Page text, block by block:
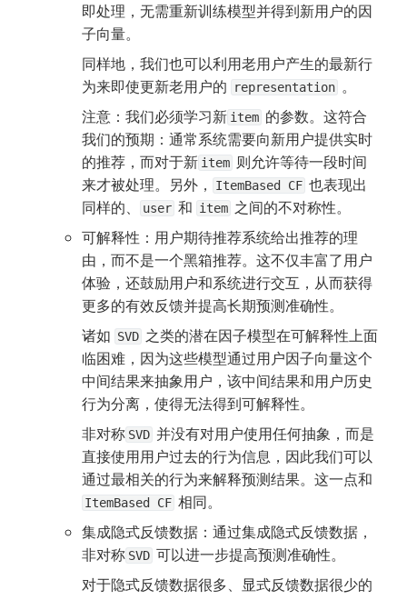
即处理，无需重新训练模型并得到新用户的因
子向量。
同样地，我们也可以利用老用户产生的最新行
为来即使更新老用户的
representation 。
注意：我们必须学习新 item 的参数。这符合
我们的预期：通常系统需要向新用户提供实时
的推荐，而对于新 item 则允许等待一段时间
来才被处理。另外，
ItemBased CF 也表现出
同样的、
user 和 item 之间的不对称性。
可解释性：用户期待推荐系统给出推荐的理
由，而不是一个黑箱推荐。这不仅丰富了用户
体验，还鼓励用户和系统进行交互，从而获得
更多的有效反馈并提高长期预测准确性。
诸如 SVD 之类的潜在因子模型在可解释性上面
临困难，因为这些模型通过用户因子向量这个
中间结果来抽象用户，该中间结果和用户历史
行为分离，使得无法得到可解释性。
非对称 SVD 并没有对用户使用任何抽象，而是
直接使用用户过去的行为信息，因此我们可以
ItemBased CF 相同。
集成隐式反馈数据：通过集成隐式反馈数据，
非对称 SVD 可以进一步提高预测准确性。
对于隐式反馈数据很多、显式反馈数据很少的